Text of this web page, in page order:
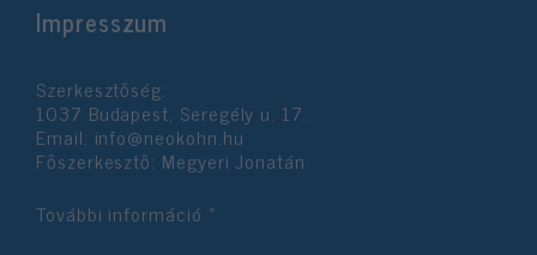
Impresszum
Szerkesztőség:
1037 Budapest, Seregély u. 17.
Email: info@neokohn.hu
Főszerkesztő: Megyeri Jonatán
További információ »